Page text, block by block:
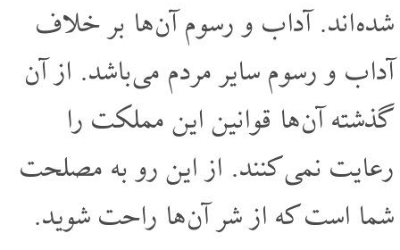
شده اند. آداب و رسوم آن ها بر خلاف
آداب و رسوم سایر مردم می باشد. از آن
گذشته آن ها قوانین این مملکت را
رعایت نمی کنند. از این رو به مصلحت
شما است که از شر آن ها راحت شوید.